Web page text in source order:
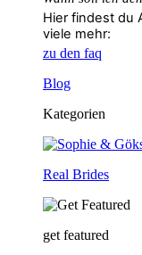
Hier findest du
viele mehr:
zu den faq
Blog
Kategorien
Real Brides
get featured